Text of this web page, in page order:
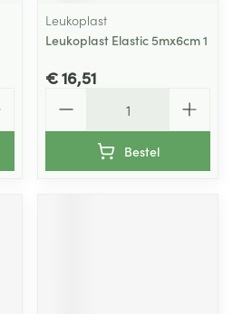
Leukoplast
Leukoplast Elastic 5mx6cm 1
€ 16,51
Bestel